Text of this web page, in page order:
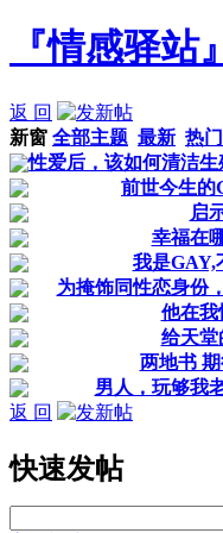
『情感驿站』
返 回
新窗 全部主题 最新 热门
性爱后，该如何清洁生
前世今生的
启
幸福在
我是GAY,
为掩饰同性恋身份
他在我
给天堂
两地书
男人，玩够我
返 回
快速发帖